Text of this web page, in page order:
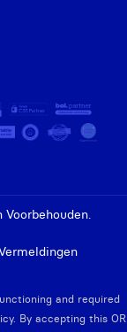
and required
By accepting this OR